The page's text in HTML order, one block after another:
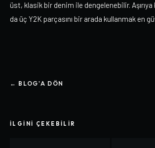
üst, klasik bir denim ile dengelenebilir.
da üç Y2K parçasını bir arada kullanmak en
← BLOG'A DÖN
İLGINI ÇEKEBILIR